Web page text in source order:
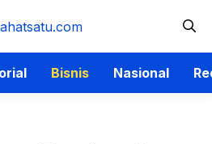
Bisnis Nasional